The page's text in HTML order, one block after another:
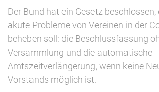
erschienen
Der Bund hat ein Gesetz
akute Probleme von Vereinen in der
beheben soll: die Beschlussfassung
Versammlung und die automatische
Amtszeitverlängerung, wenn keine
Vorstands möglich ist.